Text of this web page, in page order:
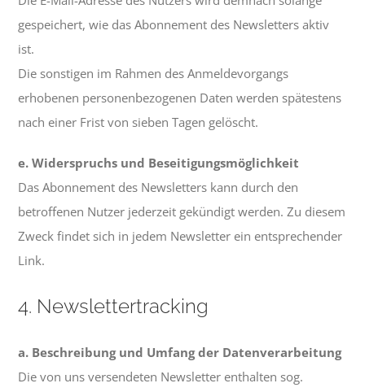
gespeichert, wie das Abonnement des Newsletters aktiv
ist.
Die sonstigen im Rahmen des Anmeldevorgangs
erhobenen personenbezogenen Daten werden spätestens
nach einer Frist von sieben Tagen gelöscht.
e. Widerspruchs und Beseitigungsmöglichkeit
Das Abonnement des Newsletters kann durch den
betroffenen Nutzer jederzeit gekündigt werden. Zu diesem
Zweck findet sich in jedem Newsletter ein entsprechender
Link.
4. Newslettertracking
a. Beschreibung und Umfang der Datenverarbeitung
Die von uns versendeten Newsletter enthalten sog.